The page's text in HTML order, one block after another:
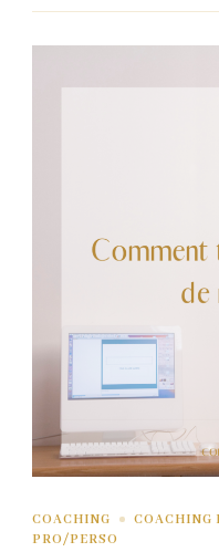
COACHING COACHING
PRO/PERSO